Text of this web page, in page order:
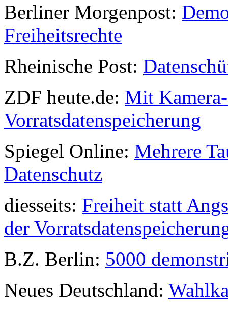
Berliner Morgenpost:
Freiheitsrechte
Rheinische Post:
ZDF heute.de: Mit
Vorratsdatenspeicherung
Spiegel Online: Mehrere
Datenschutz
diesseits: Freiheit statt
der
B.Z. Berlin: 5000
Neues Deutschland: